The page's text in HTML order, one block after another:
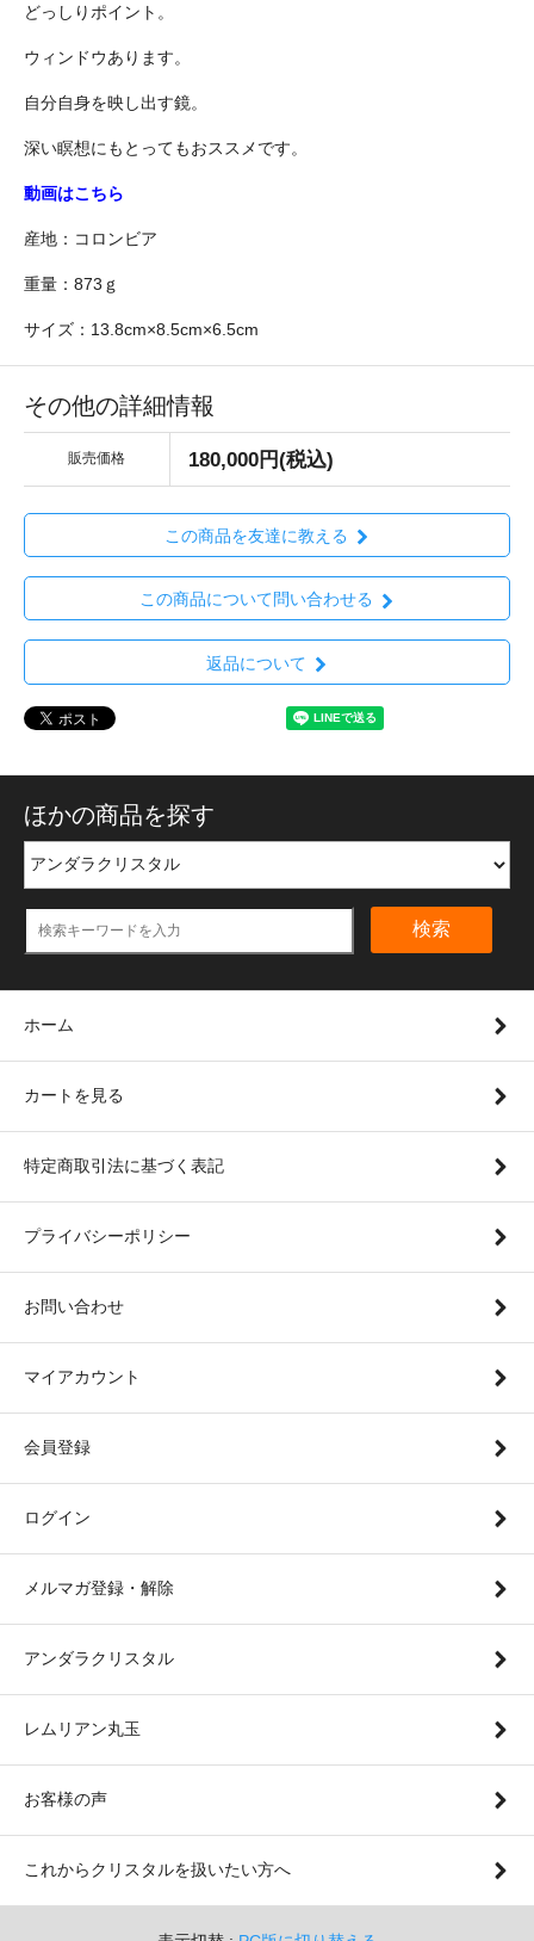
どっしりポイント。
ウィンドウあります。
自分自身を映し出す鏡。
深い瞑想にもとってもおススメです。
動画はこちら
産地：コロンビア
重量：873ｇ
サイズ：13.8cm×8.5cm×6.5cm
その他の詳細情報
販売価格 180,000円(税込)
この商品を友達に教える
この商品について問い合わせる
返品について
ほかの商品を探す
検索
ホーム
カートを見る
特定商取引法に基づく表記
プライバシーポリシー
お問い合わせ
マイアカウント
会員登録
ログイン
メルマガ登録・解除
アンダラクリスタル
レムリアン丸玉
お客様の声
これからクリスタルを扱いたい方へ